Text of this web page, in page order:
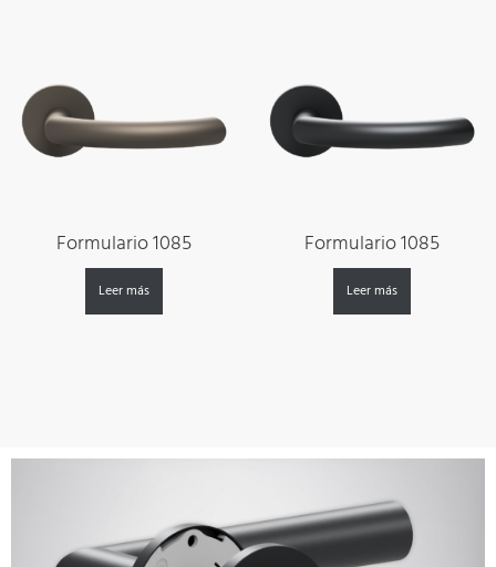
Formulario 1085
Leer más
Formulario 1085
Leer más